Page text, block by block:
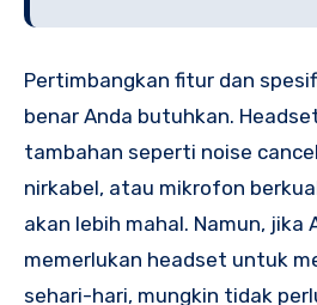
Pertimbangkan fitur dan
benar Anda butuhkan.
tambahan seperti noise
nirkabel, atau mikrofon
akan lebih mahal. Namun, jika
memerlukan headset untuk
sehari-hari, mungkin tidak